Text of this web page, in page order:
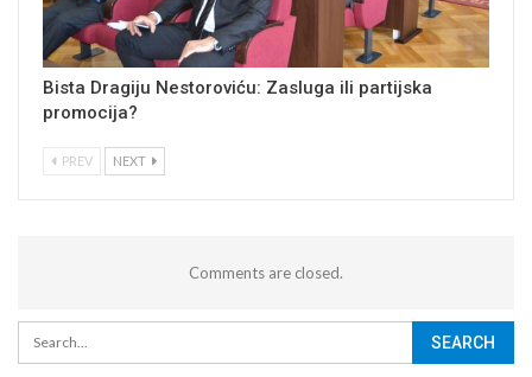
Bista Dragiju Nestoroviću: Zasluga ili partijska
promocija?
PREV NEXT
Comments are closed.